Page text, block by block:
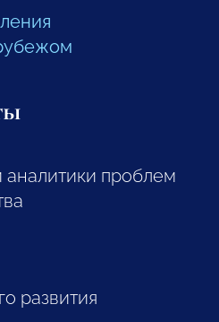
аналитики проблем
развития